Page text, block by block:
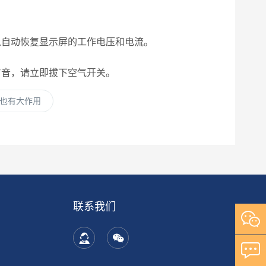
恢复显示屏的工作电压和电流。
请立即拔下空气开关。
有大作用
联系我们